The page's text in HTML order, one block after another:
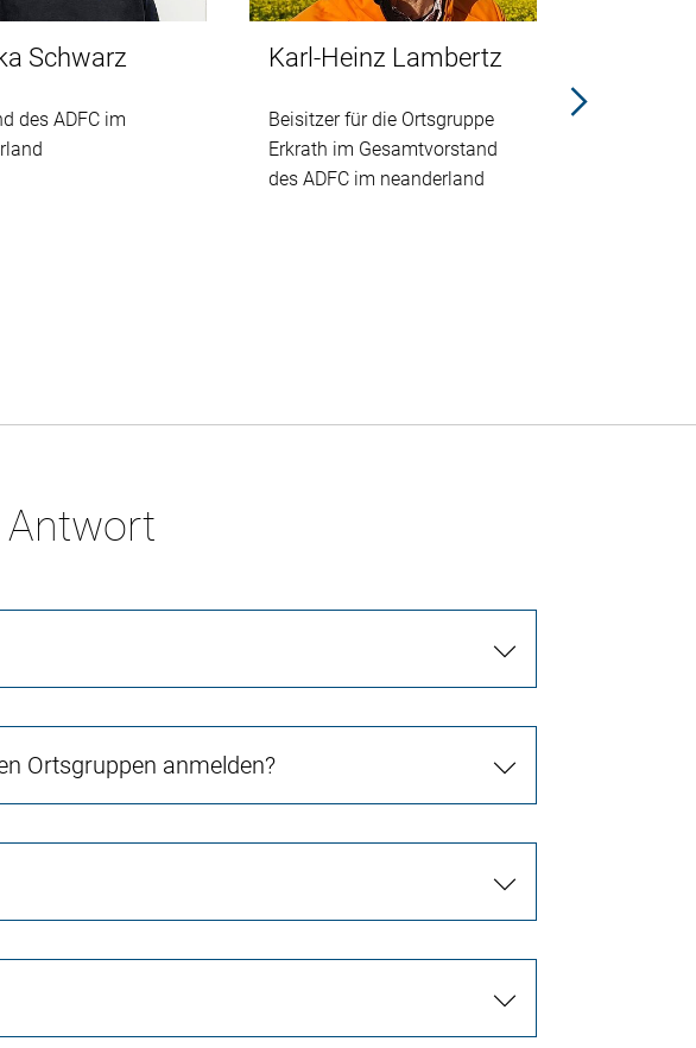
Schwarz
des ADFC im
Karl-Heinz Lambertz
Beisitzer für die Ortsgruppe
Erkrath im Gesamtvorstand
des ADFC im neanderland
Antwort
Ortsgruppen anmelden?